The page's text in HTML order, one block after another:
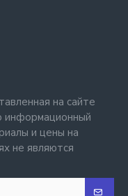
на сайте
информационный
и цены на
не являются